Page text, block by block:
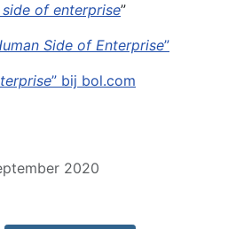
side of enterprise”
Side of Enterprise”
” bij bol.com
2020